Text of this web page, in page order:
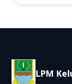
LPM